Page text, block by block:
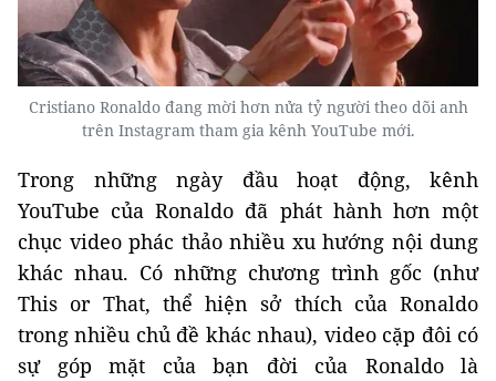
Cristiano Ronaldo đang mời hơn nửa tỷ người theo dõi anh
trên Instagram tham gia kênh YouTube mới.
Trong những ngày đầu hoạt động, kênh
YouTube của Ronaldo đã phát hành hơn một
chục video phác thảo nhiều xu hướng nội dung
khác nhau. Có những chương trình gốc (như
This or That, thể hiện sở thích của Ronaldo
trong nhiều chủ đề khác nhau), video cặp đôi có
sự góp mặt của bạn đời của Ronaldo là